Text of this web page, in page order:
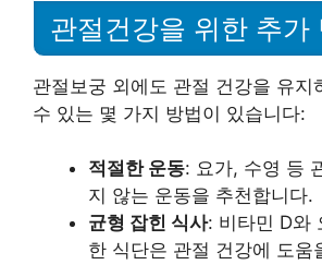
관절건강을 위한 추가
관절보궁 외에도 관절 건강을 유지
수 있는 몇 가지 방법이 있습니다:
적절한 운동: 요가, 수영 등
지 않는 운동을 추천합니다.
균형 잡힌 식사: 비타민 D와
한 식단은 관절 건강에 도움